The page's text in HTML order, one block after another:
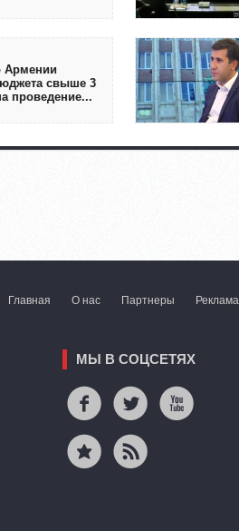
Армении
свыше 3
проведение...
Главная О нас Партнеры Реклама
МЫ В СОЦСЕТЯХ